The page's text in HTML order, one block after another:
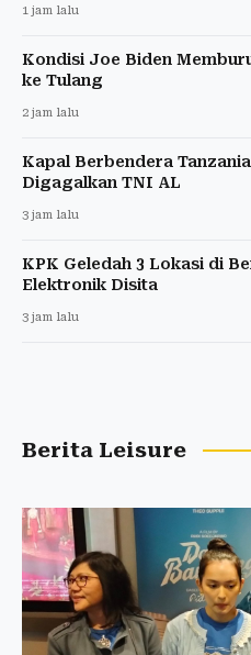
1 jam lalu
Kondisi Joe Biden
ke Tulang
2 jam lalu
Kapal Berbendera
Digagalkan TNI AL
3 jam lalu
KPK Geledah 3 Lokasi di
Elektronik Disita
3 jam lalu
Berita Leisure